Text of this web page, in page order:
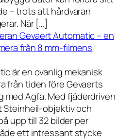
– trots att hårdvaran
När […]
Gevaert Automatic – en
från 8 mm-filmens
är en ovanlig mekanisk
från tiden före Gevaerts
med Agfa. Med fjäderdriven
objektiv och
upp till 32 bilder per
ett intressant stycke